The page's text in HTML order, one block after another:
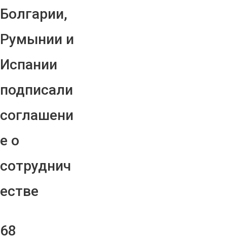
Болгарии,
Румынии и
Испании
подписали
соглашени
е о
сотруднич
естве
68